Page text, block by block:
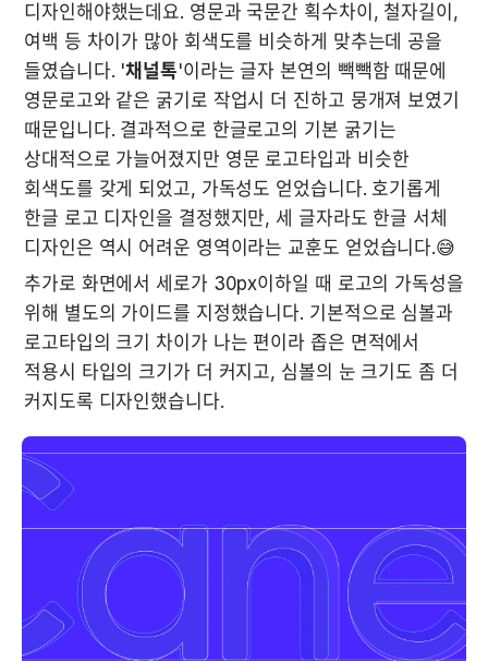
디자인해야했는데요. 영문과 국문간 획수차이, 철자길이,
여백 등 차이가 많아 회색도를 비슷하게 맞추는데 공을
들였습니다. '채널톡'이라는 글자 본연의 빽빽함 때문에
영문로고와 같은 굵기로 작업시 더 진하고 뭉개져 보였기
때문입니다. 결과적으로 한글로고의 기본 굵기는
상대적으로 가늘어졌지만 영문 로고타입과 비슷한
회색도를 갖게 되었고, 가독성도 얻었습니다. 호기롭게
한글 로고 디자인을 결정했지만, 세 글자라도 한글 서체
디자인은 역시 어려운 영역이라는 교훈도 얻었습니다.😅
추가로 화면에서 세로가 30px이하일 때 로고의 가독성을
위해 별도의 가이드를 지정했습니다. 기본적으로 심볼과
로고타입의 크기 차이가 나는 편이라 좁은 면적에서
적용시 타입의 크기가 더 커지고, 심볼의 눈 크기도 좀 더
커지도록 디자인했습니다.